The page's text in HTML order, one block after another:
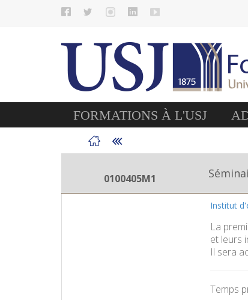
FORMATIONS À L'USJ
0100405M1
Institut
La
et leurs
Il sera
Temps